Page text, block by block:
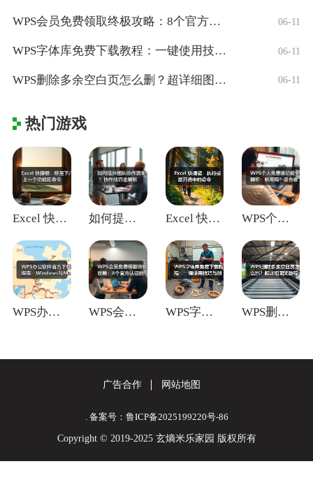
WPS会员免费领取终极攻略：8个官方认证 06-11
WPS字体库免费下载教程：一键使用技巧与 06-11
WPS删除多余空白页怎么删？超详细图文教 06-11
热门游戏
Excel 快捷键：移至下/上一个功能区 如何提升团队协作效率？协作技巧全解析 Excel 快捷键：执行或展开选中的命令 WPS个人免费版功能全解析：够用吗？适合
WPS办公软件官方下载指南：Window WPS会员免费领取终极攻略：8个官方认证 WPS字体库免费下载教程：一键使用技巧与 WPS删除多余空白页怎么删？超详细图文教
广告合作 网站地图
. 备案号：鲁ICP备2025199220号-86
Copyright © 2019-2025 玄熵米乐家园 版权所有